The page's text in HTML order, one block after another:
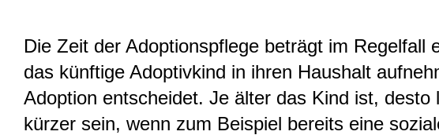
Die Zeit der Adoptionspflege beträgt im
das künftige Adoptivkind in ihren Haushalt
Adoption entscheidet. Je älter das Kind ist,
kürzer sein, wenn zum Beispiel bereits eine